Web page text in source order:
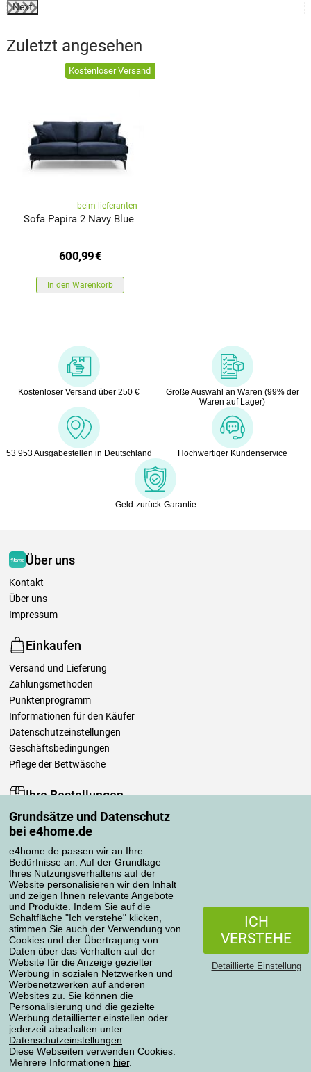
Grundsätze und Datenschutz
bei e4home.de
e4home.de passen wir an Ihre
Bedürfnisse an. Auf der Grundlage
Ihres Nutzungsverhaltens auf der
Website personalisieren wir den Inhalt
und zeigen Ihnen relevante Angebote
und Produkte. Indem Sie auf die
Schaltfläche "Ich verstehe" klicken,
stimmen Sie auch der Verwendung von
Cookies und der Übertragung von
Daten über das Verhalten auf der
Website für die Anzeige gezielter
Werbung in sozialen Netzwerken und
Werbenetzwerken auf anderen
Websites zu. Sie können die
Personalisierung und die gezielte
Werbung detaillierter einstellen oder
jederzeit abschalten unter
Datenschutzeinstellungen
Diese Webseiten verwenden Cookies.
Mehrere Informationen hier.
ICH
VERSTEHE
Detaillierte Einstellung
Next
Zuletzt angesehen
Kostenloser Versand
beim lieferanten
Sofa Papira 2 Navy Blue
600,99€
In den Warenkorb
Kostenloser Versand über 250 €
Große Auswahl an Waren (99% der
Waren auf Lager)
53 953 Ausgabestellen in Deutschland Hochwertiger Kundenservice
Geld-zurück-Garantie
Über uns
Kontakt
Über uns
Impressum
Einkaufen
Versand und Lieferung
Zahlungsmethoden
Punktenprogramm
Informationen für den Käufer
Datenschutzeinstellungen
Geschäftsbedingungen
Pflege der Bettwäsche
Ihre Bestellungen
Mein Konto
Bestellübersicht
Reklamationen
Widerrufsbelehrung
Einfach mehr wissen
Richtlinien zur Verarbeitung von Bewertungen
Transportarten
Zahlungsmethoden
Zuverlässiger Shop